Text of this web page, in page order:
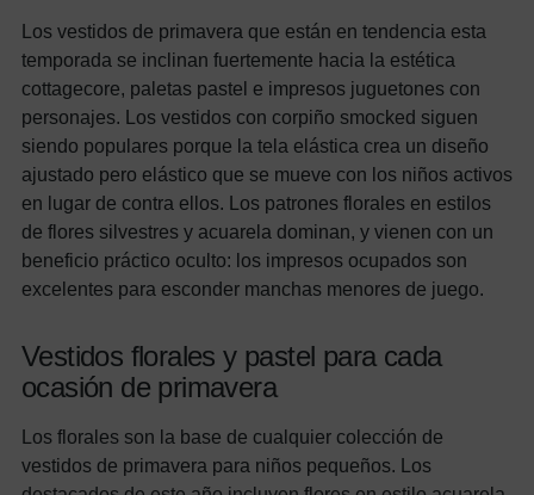
Los vestidos de primavera que están en tendencia esta
temporada se inclinan fuertemente hacia la estética
cottagecore, paletas pastel e impresos juguetones con
personajes. Los vestidos con corpiño smocked siguen
siendo populares porque la tela elástica crea un diseño
ajustado pero elástico que se mueve con los niños activos
en lugar de contra ellos. Los patrones florales en estilos
de flores silvestres y acuarela dominan, y vienen con un
beneficio práctico oculto: los impresos ocupados son
excelentes para esconder manchas menores de juego.
Vestidos florales y pastel para cada
ocasión de primavera
Los florales son la base de cualquier colección de
vestidos de primavera para niños pequeños. Los